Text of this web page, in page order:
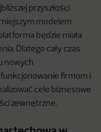
przyszłości
modelem
będzie miała
Dlatego cały czas
nowych
firmom i
cele biznesowe
zewnętrzne.